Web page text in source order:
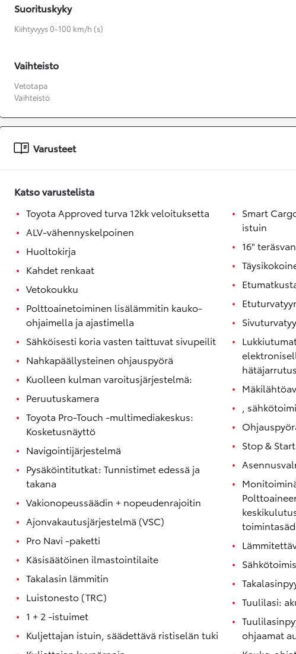
Corolla Touring Sports
HYBRIDI
Suorituskyky
Kiihtyvyys 0-100 km/h (s)
Vaihteisto
Vetotapa
Vaihteisto
Varusteet
Katso varustelista
Toyota Approved turva 12kk veloituksetta
ALV-vähennyskelpoinen
Huoltokirja
Kahdet renkaat
Vetokoukku
Polttoainetoiminen lisälämmitin kauko-
ohjaimella ja ajastimella
Sähköisesti koria vasten taittuvat sivupeilit
Nahkapäällysteinen ohjauspyörä
Kuolleen kulman varoitusjärjestelmä:
Peruutuskamera
Toyota Pro-Touch -multimediakeskus:
Kosketusnäyttö
Navigointijärjestelmä
Pysäköintitutkat: Tunnistimet edessä ja
takana
Vakionopeussäädin + nopeudenrajoitin
Ajonvakautusjärjestelmä (VSC)
Pro Navi -paketti
Käsisäätöinen ilmastointilaite
Takalasin lämmitin
Luistonesto (TRC)
1 + 2 -istuimet
Kuljettajan istuin, säädettävä ristiselän tuki
Smart
istuin
16"
,
Stop &
Tuulilasi:
ohjaamat